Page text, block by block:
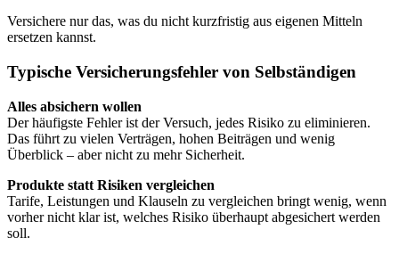
Versichere nur das, was du nicht kurzfristig aus eigenen Mitteln
ersetzen kannst.
Typische Versicherungsfehler von Selbständigen
Alles absichern wollen
Der häufigste Fehler ist der Versuch, jedes Risiko zu eliminieren.
Das führt zu vielen Verträgen, hohen Beiträgen und wenig
Überblick – aber nicht zu mehr Sicherheit.
Produkte statt Risiken vergleichen
Tarife, Leistungen und Klauseln zu vergleichen bringt wenig, wenn
vorher nicht klar ist, welches Risiko überhaupt abgesichert werden
soll.